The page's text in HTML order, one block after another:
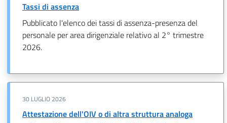
Tassi di assenza
Pubblicato l'elenco dei tassi di assenza-presenza del
personale per area dirigenziale relativo al 2° trimestre
2026.
30 LUGLIO 2026
Attestazione dell'OIV o di altra struttura analoga